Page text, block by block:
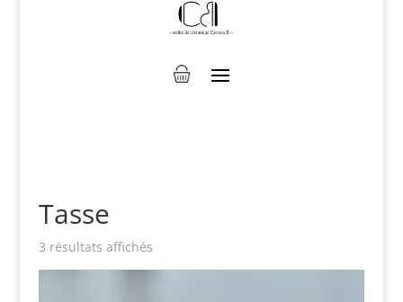
Tasse
3 résultats affichés